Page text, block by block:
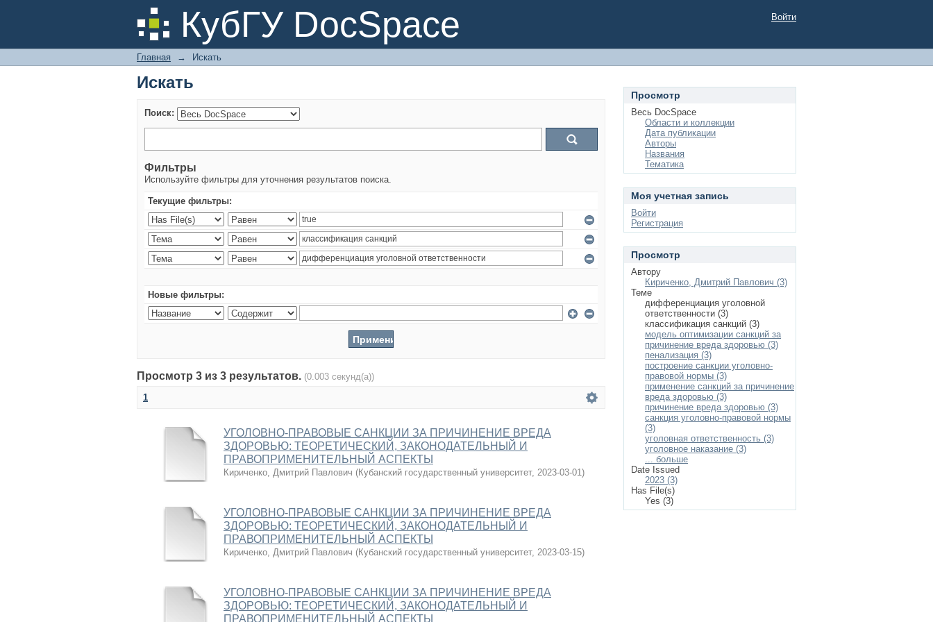
КубГУ DocSpace
Искать Войти
Главная → Искать
Искать
Поиск:
Фильтры
Используйте фильтры для уточнения результатов поиска.
Текущие фильтры:
Новые фильтры:
Просмотр 3 из 3 результатов. (0.003 секунд(а))
1
УГОЛОВНО-ПРАВОВЫЕ САНКЦИИ ЗА ПРИЧИНЕНИЕ ВРЕДА
ЗДОРОВЬЮ: ТЕОРЕТИЧЕСКИЙ, ЗАКОНОДАТЕЛЬНЫЙ И
ПРАВОПРИМЕНИТЕЛЬНЫЙ АСПЕКТЫ
Кириченко, Дмитрий Павлович (Кубанский государственный университет, 2023-03-01)
УГОЛОВНО-ПРАВОВЫЕ САНКЦИИ ЗА ПРИЧИНЕНИЕ ВРЕДА
ЗДОРОВЬЮ: ТЕОРЕТИЧЕСКИЙ, ЗАКОНОДАТЕЛЬНЫЙ И
ПРАВОПРИМЕНИТЕЛЬНЫЙ АСПЕКТЫ
Кириченко, Дмитрий Павлович (Кубанский государственный университет, 2023-03-15)
УГОЛОВНО-ПРАВОВЫЕ САНКЦИИ ЗА ПРИЧИНЕНИЕ ВРЕДА
ЗДОРОВЬЮ: ТЕОРЕТИЧЕСКИЙ, ЗАКОНОДАТЕЛЬНЫЙ И
ПРАВОПРИМЕНИТЕЛЬНЫЙ АСПЕКТЫ
Просмотр
Весь DocSpace
Области и коллекции
Дата публикации
Авторы
Названия
Тематика
Моя учетная запись
Войти
Регистрация
Просмотр
Автору
Кириченко, Дмитрий Павлович (3)
Теме
дифференциация уголовной
ответственности (3)
классификация санкций (3)
модель оптимизации санкций за
причинение вреда здоровью (3)
пенализация (3)
построение санкции уголовно-
правовой нормы (3)
применение санкций за причинение
вреда здоровью (3)
причинение вреда здоровью (3)
санкция уголовно-правовой нормы
(3)
уголовная ответственность (3)
уголовное наказание (3)
... больше
Date Issued
2023 (3)
Has File(s)
Yes (3)